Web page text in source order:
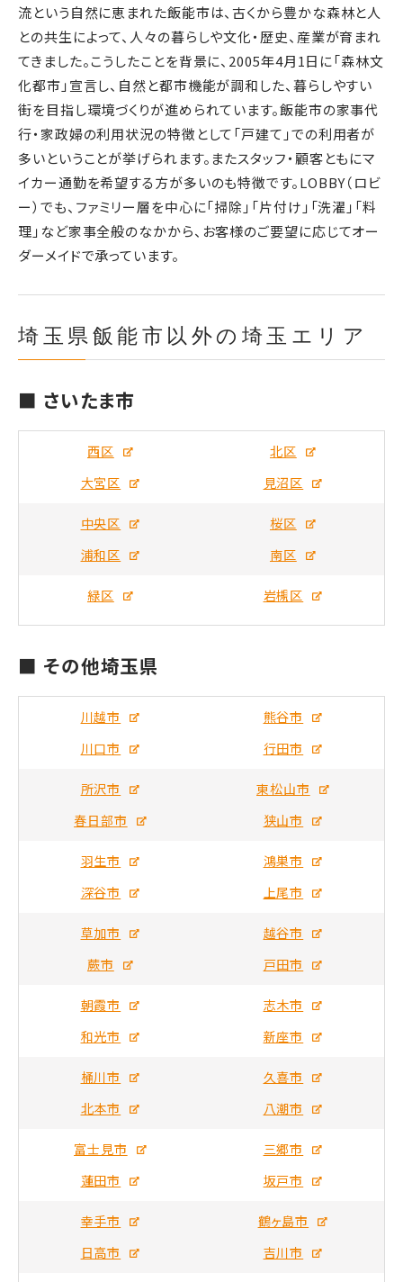
流という自然に恵まれた飯能市は、古くから豊かな森林と人
との共生によって、人々の暮らしや文化・歴史、産業が育まれ
てきました。こうしたことを背景に、2005年4月1日に「森林文
化都市」宣言し、自然と都市機能が調和した、暮らしやすい
街を目指し環境づくりが進められています。飯能市の家事代
行・家政婦の利用状況の特徴として「戸建て」での利用者が
多いということが挙げられます。またスタッフ・顧客ともにマ
イカー通勤を希望する方が多いのも特徴です。LOBBY（ロビ
ー）でも、ファミリー層を中心に「掃除」「片付け」「洗濯」「料
理」など家事全般のなかから、お客様のご要望に応じてオー
ダーメイドで承っています。
埼玉県飯能市以外の埼玉エリア
■ さいたま市
西区
北区
大宮区
見沼区
中央区
桜区
浦和区
南区
緑区 岩槻区
■ その他埼玉県
川越市
熊谷市
川口市
行田市
所沢市
東松山市
春日部市
狭山市
羽生市
鴻巣市
深谷市
上尾市
草加市
越谷市
蕨市
戸田市
朝霞市
志木市
和光市
新座市
桶川市
久喜市
北本市
八潮市
富士見市
三郷市
蓮田市
坂戸市
幸手市
鶴ヶ島市
日高市
吉川市